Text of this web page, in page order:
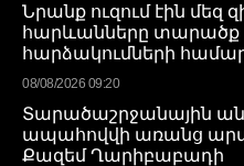
Նրանք ուզում էին մեզ
հարևանները տարածք
հարձակումների
08/08/2026 09:20
Տարածաշրջանային
ապահովվի առանց
Քազեմ Ղարիբաբադի